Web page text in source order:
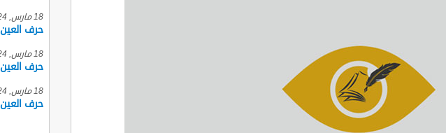
18 مارس, 2024
حرف العين
18 مارس, 2024
حرف العين
18 مارس, 2024
حرف العين